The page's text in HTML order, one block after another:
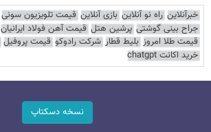
خبرآنلاین راه نو آنلاین بازی آنلاین قیمت تلویزیون سونی
جراح بینی گوشتی پرشین هتل قیمت آهن فولاد ایرانیان
قیمت طلا امروز بلیط قطار شرکت رادوکو قیمت پروفیل
خرید اکانت chatgpt
نسخه دسکتاپ